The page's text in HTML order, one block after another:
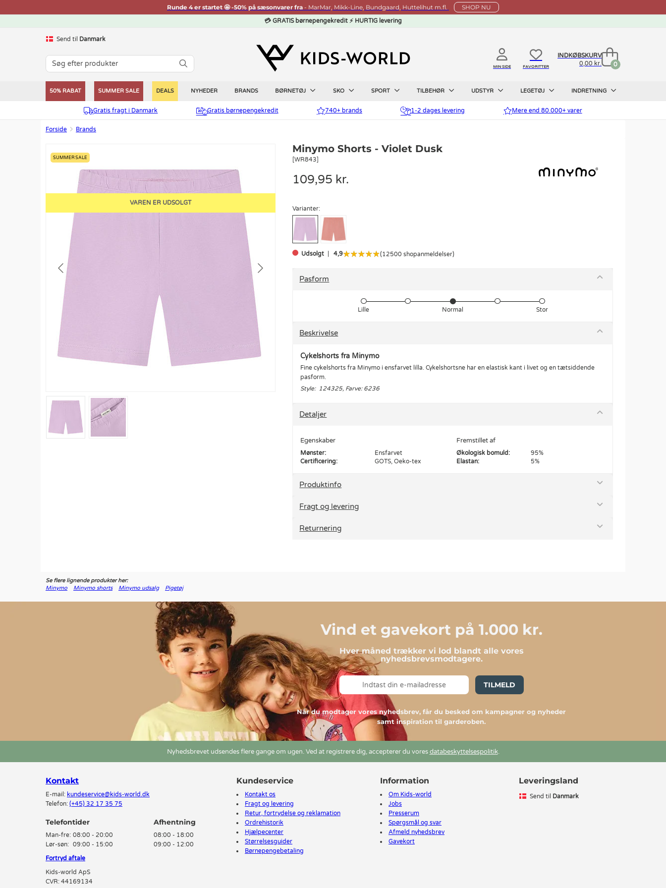
Runde 4 er startet 🤩 -50% på sæsonvarer fra - MarMar, Mikk-Line, Bundgaard, Huttelihut m.fl. SHOP NU
💳 GRATIS børnepengekredit ⚡ HURTIG levering
Send til Danmark
MIN SIDE FAVORITTER
INDKØBSKURV
0,00 kr.
0
50% RABAT SUMMER SALE DEALS NYHEDER BRANDS BØRNETØJ SKO SPORT TILBEHØR UDSTYR LEGETØJ INDRETNING
Gratis fragt i Danmark Gratis børnepengekredit 740+ brands 1-2 dages levering Mere end 80.000+ varer
Forside Brands
VAREN ER UDSOLGT
SUMMER SALE
Minymo Shorts - Violet Dusk
[WR843]
109,95 kr.
Varianter:
Udsolgt 4,9 (12500 shopanmeldelser)
Pasform
Lille Normal Stor
Beskrivelse
Cykelshorts fra Minymo
Fine cykelshorts fra Minymo i ensfarvet lilla. Cykelshortsne har en elastisk kant i livet og en tætsiddende
pasform.
Style: 124325, Farve: 6236
Detaljer
Egenskaber
Mønster:
Ensfarvet
Certificering:
GOTS, Oeko-tex
Fremstillet af
Økologisk bomuld:
95%
Elastan:
5%
Produktinfo
Fragt og levering
Returnering
Se flere lignende produkter her:
Minymo
Minymo shorts Minymo udsalg Pigetøj
Vind et gavekort på 1.000 kr.
Hver måned trækker vi lod blandt alle vores
nyhedsbrevsmodtagere.
TILMELD
Når du modtager vores nyhedsbrev, får du besked om kampagner og nyheder
samt inspiration til garderoben.
Nyhedsbrevet udsendes flere gange om ugen. Ved at registrere dig, accepterer du voresdatabeskyttelsespolitik.
Kontakt
E-mail: kundeservice@kids-world.dk
Telefon: (+45) 32 17 35 75
Telefontider
Man-fre: 08:00 - 20:00
Lør-søn: 09:00 - 15:00
08:00 - 18:00
09:00 - 12:00
Fortryd aftale
Kids-world ApS
CVR: 44169134
Kundeservice
Kontakt os
Fragt og levering
Retur, fortrydelse og reklamation
Ordrehistorik
Hjælpecenter
Størrelsesguider
Børnepengebetaling
Information
Om Kids-world
Jobs
Presserum
Spørgsmål og svar
Afmeld nyhedsbrev
Gavekort
Leveringsland
Send til Danmark